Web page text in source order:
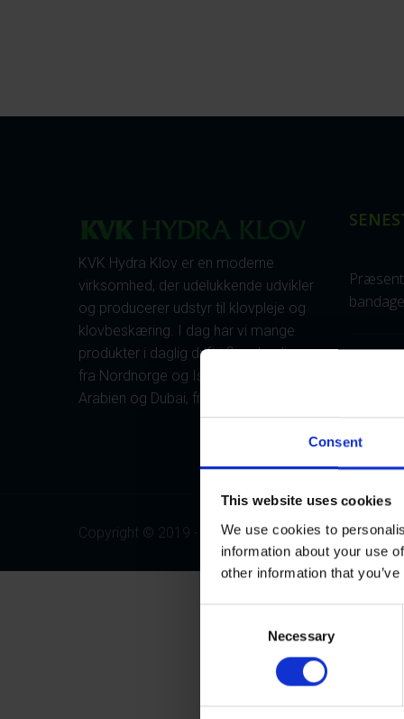
Consent
This website uses cookies
We use cookies to
information about your use
other information that
Necessary
KVK Hydra Klov er en moderne
virksomhed, der udelukkende udvikler
og producerer udstyr til klovpleje og
klovbeskæring. I dag har vi mange
produkter i daglig drift i flere lande –
fra Nordnorge og Island til Saudi-
Arabien og Dubai, fra Canada til Japan.
Copyright © 2019 - KVK Hydra Klov